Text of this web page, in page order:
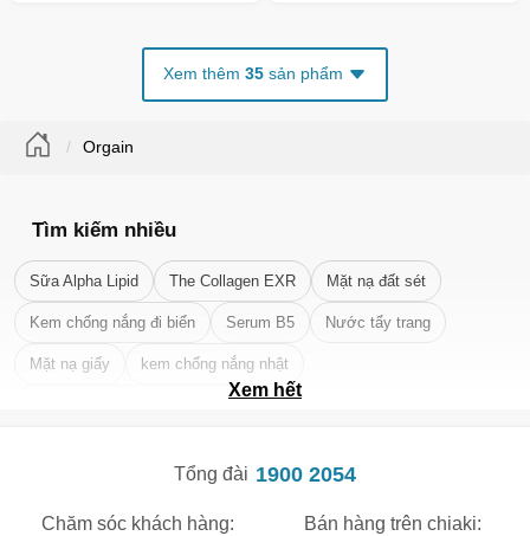
Xem thêm 35 sản phẩm
Orgain
Tìm kiếm nhiều
Sữa Alpha Lipid The Collagen EXR Mặt nạ đất sét
Kem chống nắng đi biển Serum B5 Nước tẩy trang
Mặt nạ giấy kem chống nắng nhật
Xem hết
Tổng đài 1900 2054
Chăm sóc khách hàng:
Bán hàng trên chiaki: